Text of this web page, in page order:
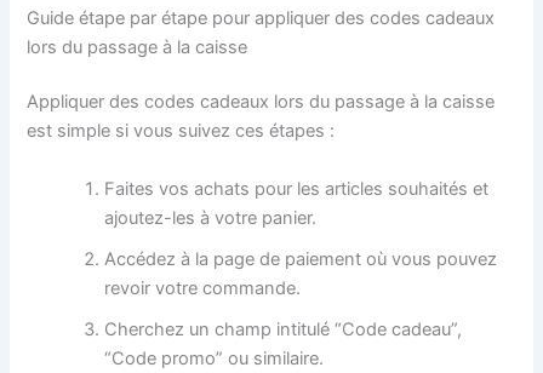
Guide étape par étape pour appliquer des codes cadeaux
lors du passage à la caisse
Appliquer des codes cadeaux lors du passage à la caisse
est simple si vous suivez ces étapes :
Faites vos achats pour les articles souhaités et
ajoutez-les à votre panier.
Accédez à la page de paiement où vous pouvez
revoir votre commande.
Cherchez un champ intitulé “Code cadeau”,
“Code promo” ou similaire.